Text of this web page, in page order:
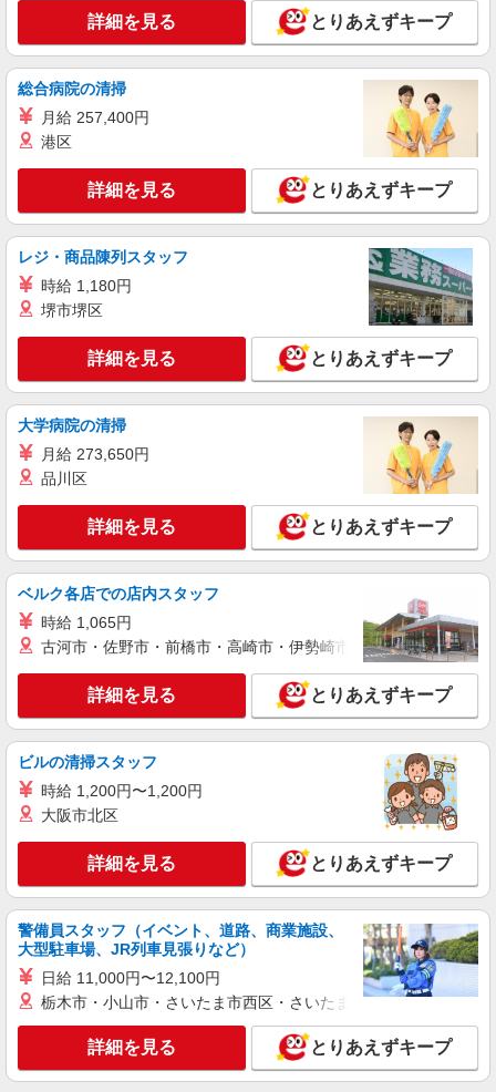
（朝）時給 1,185円〜 （昼）時給 1,180円〜
（夕）時給 1,180円〜 ※能力により昇給あり
大阪府四條畷市二丁通町5-22 ＜ちよの里弐番
詳細を見る
保育園給食の調理師
月給218,500円〜234,000円 経験・能力などに
よって考慮いたします。 上記の給与額は土曜日の
休日出勤（5時間程度）を月に2回〜4回出勤した際
の給与額です。 ※土曜日は休日出勤扱い ※管理栄
養士の資格をお持ちの方は別途5000円の手当有
キープ 詳細を見る
正社員
名阪食品株式会社 大阪事業部
月給218,500円〜234,000円 経験・能力などに
よって考慮いたします。 上記の給与額は土曜日の
休日出勤（5時間程度）を月に2回〜4回出勤した際
の給与額です。 ※土曜日は休日出勤扱い ※管理栄
養士の資格をお持ちの方は別途5000円の手当有
大阪府四條畷市岡山3丁目4-7 『忍ケ丘あおぞ
らこども園』
キープ 詳細を見る
名阪食品株式会社 大阪事業部
保育園給食の調理師または栄養士
月給218,500円〜234,000円 経験・能力などに
よって考慮いたします。 上記の給与額は土曜日の
休日出勤（5時間程度）を月に2回〜4回出勤した際
の給与額です。 ※土曜日は休日出勤扱い ※管理栄
養士の資格をお持ちの方は別途5000円の手当有
大阪府四條畷市砂1丁目8-13 『四條畷市立岡部
キープ 詳細を見る
正社員
株式会社塩梅
調理師（病院での仕込み・調理・盛付など）
月給：233,430円〜280,000円 みなし残業代：
29,430円（20時間）〜44,150円（30時間）を含む
※みなし残業超過分別途支給 ※みなし残業なしも
相談可 ※交通費全額支給（規定有り） ※給与は経
験・能力により考慮します。 ※賞与年2回（金額
は業績・成績により変動） ※昇給年2回 ※試用期
畷生会（てっせいかい）脳神経外科病院 (大阪
府四條畷市中野本町28-1）
詳細を見る とりあえずキープ
総合病院の清掃
月給 257,400円
港区
詳細を見る とりあえずキープ
レジ・商品陳列スタッフ
時給 1,180円
堺市堺区
詳細を見る とりあえずキープ
大学病院の清掃
月給 273,650円
品川区
詳細を見る とりあえずキープ
ベルク各店での店内スタッフ
時給 1,065円
古河市・佐野市・前橋市・高崎市・伊勢崎市・太田市・館林市
詳細を見る とりあえずキープ
ビルの清掃スタッフ
時給 1,200円〜1,200円
大阪市北区
詳細を見る とりあえずキープ
警備員スタッフ（イベント、道路、商業施設、
大型駐車場、JR列車見張りなど）
日給 11,000円〜12,100円
栃木市・小山市・さいたま市西区・さいたま市岩槻区・久喜市・
詳細を見る とりあえずキープ